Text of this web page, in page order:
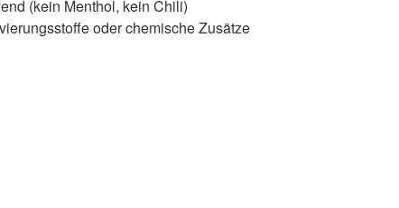
(kein Menthol, kein Chili)
oder chemische Zusätze